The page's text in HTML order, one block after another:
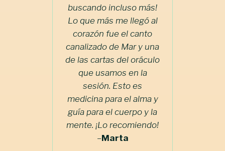
buscando incluso más!
Lo que más me llegó al
corazón fue el canto
canalizado de Mar y una
de las cartas del oráculo
que usamos en la
sesión. Esto es
medicina para el alma y
guía para el cuerpo y la
mente. ¡Lo recomiendo!
–Marta